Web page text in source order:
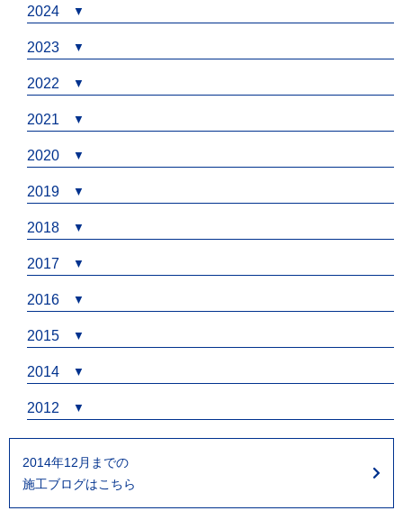
2024
2023
2022
2021
2020
2019
2018
2017
2016
2015
2014
2012
2014年12月までの
施工ブログはこちら